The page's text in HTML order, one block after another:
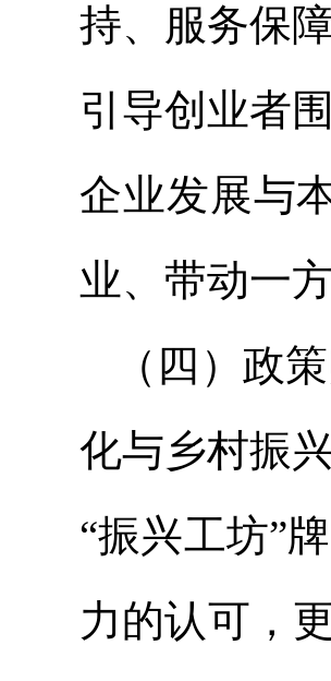
持、服务保
引导创业者
企业发展与
业、带动一
（四）政
化与乡村振
“振兴工坊”
力的认可，